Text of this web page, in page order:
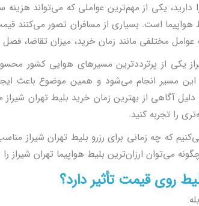
دارید، یکی از مهم‌ترین عواملی که می‌تواند
هواپیما است. بسیاری از مسافران تصور می‌کنند
عوامل مختلفی مانند زمان خرید، میزان تقاضا،
یکی از پرترددترین مسیرهای هوایی کشور
این مسیر انجام می‌شود و همین موضوع باعث
آگاهی از بهترین زمان خرید بلیط تهران شیراز
را تجربه کنید.
که چه زمانی برای رزرو بلیط تهران شیراز
می‌توان ارزان‌ترین بلیط هواپیما تهران شیراز را
روی قیمت تأثیر دارد؟